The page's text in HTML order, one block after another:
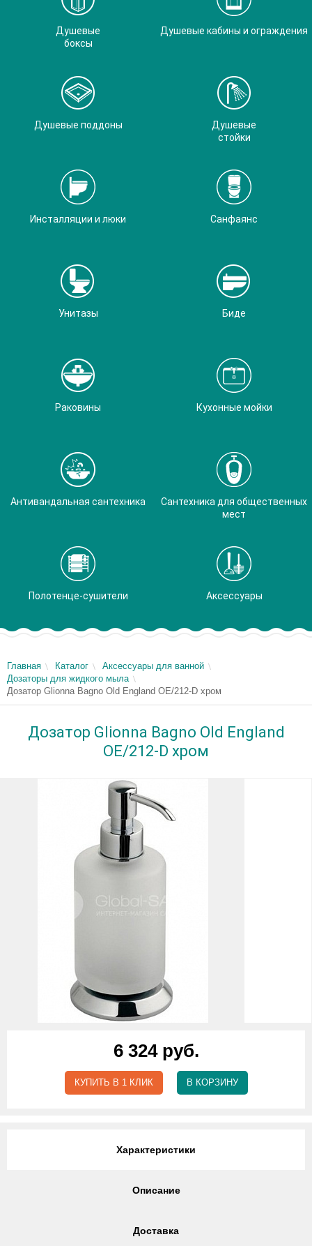
Душевые
боксы
Душевые кабины и ограждения
Душевые поддоны
Душевые
стойки
Инсталляции и люки Санфаянс
Унитазы Биде
Раковины Кухонные мойки
Антивандальная сантехника
Сантехника для общественных
мест
Полотенце-сушители Аксессуары
Главная Каталог
Аксессуары для ванной
Дозаторы для жидкого мыла
Дозатор Glionna Bagno Old England OE/212-D хром
Дозатор Glionna Bagno Old England
OE/212-D хром
6 324 руб.
КУПИТЬ В 1 КЛИК В КОРЗИНУ
Характеристики
Описание
Доставка